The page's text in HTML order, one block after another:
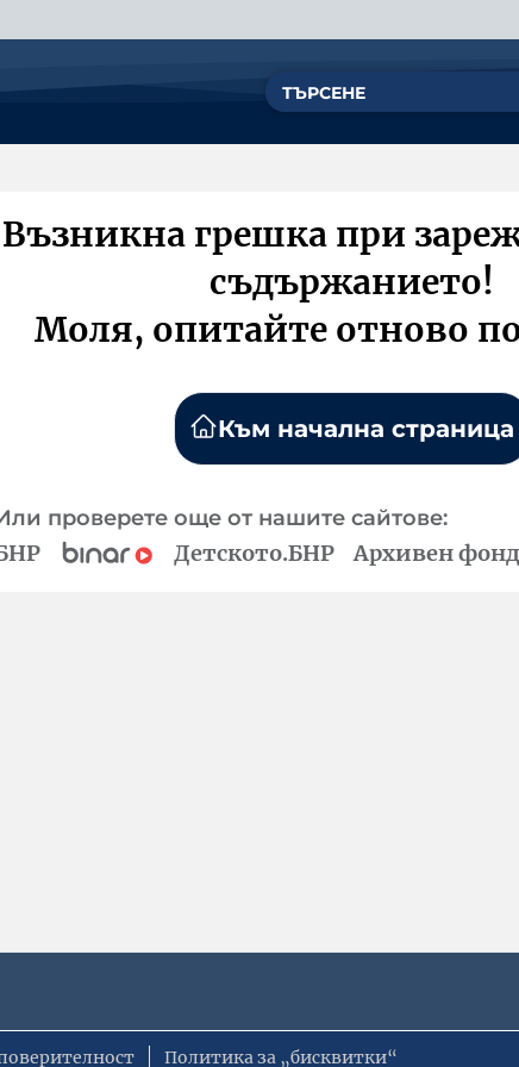
Възникна грешка при
съдържанието!
Моля, опитайте отново
Към начална страница
проверете още от нашите сайтове:
Детското.БНР Архивен
Политика за „бисквитки“